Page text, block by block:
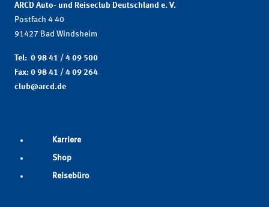
ARCD Auto- und Reiseclub Deutschland e. V.
Postfach 4 40
91427 Bad Windsheim
Tel: 0 98 41 / 4 09 500
Fax: 0 98 41 / 4 09 264
club@arcd.de
Karriere
Shop
Reisebüro